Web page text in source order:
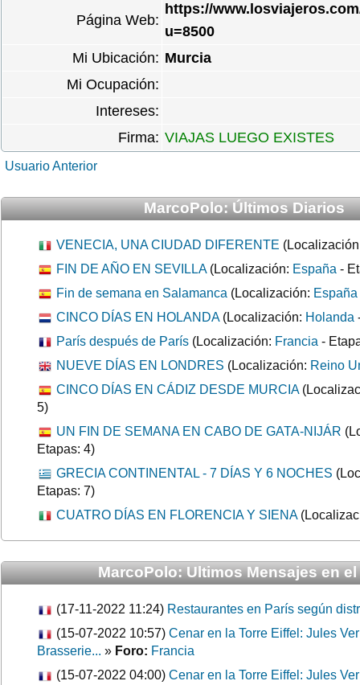
Página Web:
https://
u=8500
Mi Ubicación: Murcia
Mi Ocupación:
Intereses:
Firma: VIAJAS LUEGO EXISTES
Usuario Anterior
MarcoPolo: Últimos Diarios
VENECIA, UNA CIUDAD DIFERENTE
FIN DE AÑO EN SEVILLA(Localización: España -
Fin de semana en Salamanca (Localización: España
CINCO DÍAS EN HOLANDA(Localización: Holanda
París después de París (Localización: Francia -
NUEVE DÍAS EN LONDRES (Localización: Reino
CINCO DÍAS EN CÁDIZ DESDE MURCIA
5)
UN FIN DE SEMANA EN CABO DE GATA-NIJÁR
Etapas: 4)
GRECIA CONTINENTAL - 7 DÍAS Y 6 NOCHES
Etapas: 7)
CUATRO DÍAS EN FLORENCIA Y SIENA
MarcoPolo: Ultimos Mensajes en
(17-11-2022 11:24) Restaurantes en París según
(15-07-2022 10:57) Cenar en la Torre Eiffel: Jules
Brasserie... » Foro: Francia
(15-07-2022 04:00) Cenar en la Torre Eiffel: Jules